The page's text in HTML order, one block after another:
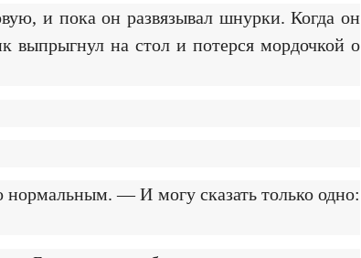
и пока он развязывал шнурки. Когда он
выпрыгнул на стол и потерся мордочкой о
— И могу сказать только одно: